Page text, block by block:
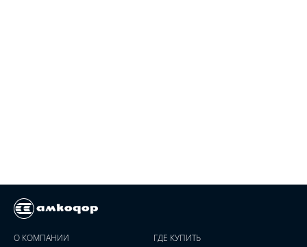
О КОМПАНИИ ГДЕ КУПИТЬ